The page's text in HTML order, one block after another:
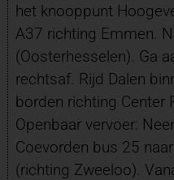
het knooppunt
A37 richting Emmen.
(Oosterhesselen). Ga
rechtsaf. Rijd Dalen
borden richting Center
Openbaar vervoer:
Coevorden bus 25
(richting Zweeloo).